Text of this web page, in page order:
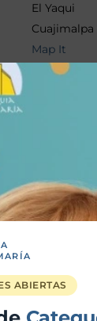
El Yaqui
Cuajimalpa
Map It
(554) 062-
Consultor
Ezequiel
ABIERTAS